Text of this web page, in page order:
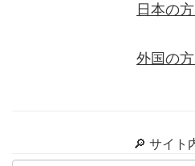
日本の
外国の
🔎 サイト